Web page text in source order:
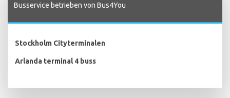
Busservice betrieben von Bus4You
Stockholm Cityterminalen
Arlanda terminal 4 buss